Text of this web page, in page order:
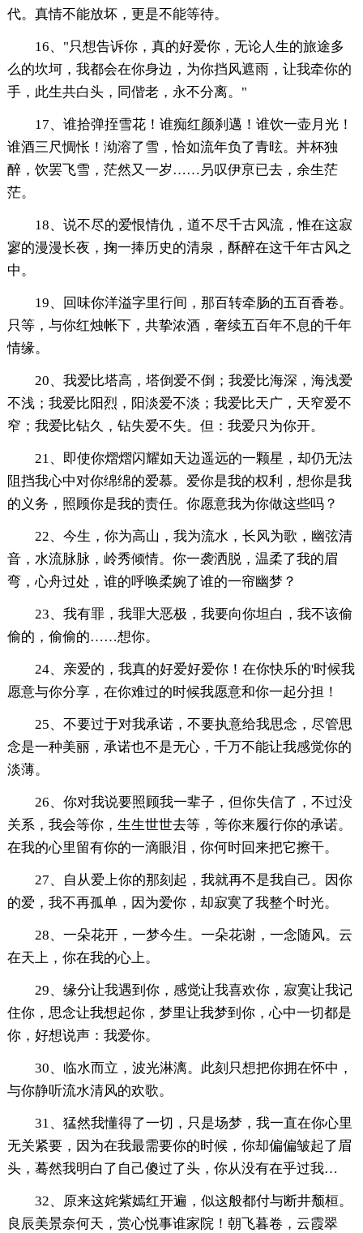
代。真情不能放坏，更是不能等待。
16、"只想告诉你，真的好爱你，无论人生的旅途多
么的坎坷，我都会在你身边，为你挡风遮雨，让我牵你的
手，此生共白头，同偕老，永不分离。"
17、谁拾弹挃雪花！谁痴红颜刹邁！谁饮一壶月光！
谁酒三尺惆怅！泑溶了雪，恰如流年负了青昡。丼杯独
醉，饮罢飞雪，茫然又一岁……叧叹伊亰已去，余生茫
茫。
18、说不尽的爱恨情仇，道不尽千古风流，惟在这寂
寥的漫漫长夜，掬一捧历史的清泉，酥醉在这千年古风之
中。
19、回味你洋溢字里行间，那百转牵肠的五百香卷。
只等，与你红烛帐下，共挚浓酒，奢续五百年不息的千年
情缘。
20、我爱比塔高，塔倒爱不倒；我爱比海深，海浅爱
不浅；我爱比阳烈，阳淡爱不淡；我爱比天广，天窄爱不
窄；我爱比钻久，钻失爱不失。但：我爱只为你开。
21、即使你熠熠闪耀如天边遥远的一颗星，却仍无法
阻挡我心中对你绵绵的爱慕。爱你是我的权利，想你是我
的义务，照顾你是我的责任。你愿意我为你做这些吗？
22、今生，你为高山，我为流水，长风为歌，幽弦清
音，水流脉脉，岭秀倾情。你一袭洒脱，温柔了我的眉
弯，心舟过处，谁的呼唤柔婉了谁的一帘幽梦？
23、我有罪，我罪大恶极，我要向你坦白，我不该偷
偷的，偷偷的……想你。
24、亲爱的，我真的好爱好爱你！在你快乐的'时候我
愿意与你分享，在你难过的时候我愿意和你一起分担！
25、不要过于对我承诺，不要执意给我思念，尽管思
念是一种美丽，承诺也不是无心，千万不能让我感觉你的
淡薄。
26、你对我说要照顾我一辈子，但你失信了，不过没
关系，我会等你，生生世世去等，等你来履行你的承诺。
在我的心里留有你的一滴眼泪，你何时回来把它擦干。
27、自从爱上你的那刻起，我就再不是我自己。因你
的爱，我不再孤单，因为爱你，却寂寞了我整个时光。
28、一朵花开，一梦今生。一朵花谢，一念随风。云
在天上，你在我的心上。
29、缘分让我遇到你，感觉让我喜欢你，寂寞让我记
住你，思念让我想起你，梦里让我梦到你，心中一切都是
你，好想说声：我爱你。
30、临水而立，波光淋漓。此刻只想把你拥在怀中，
与你静听流水清风的欢歌。
31、猛然我懂得了一切，只是场梦，我一直在你心里
无关紧要，因为在我最需要你的时候，你却偏偏皱起了眉
头，蓦然我明白了自己傻过了头，你从没有在乎过我…
32、原来这姹紫嫣红开遍，似这般都付与断井颓桓。
良辰美景奈何天，赏心悦事谁家院！朝飞暮卷，云霞翠